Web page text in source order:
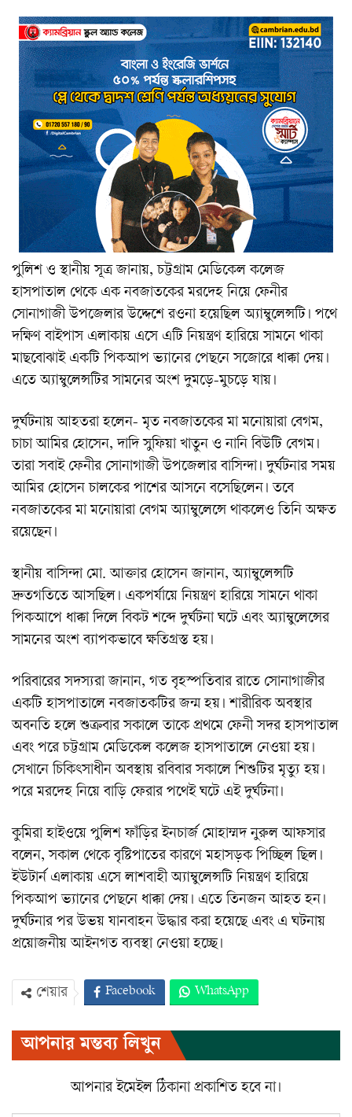
পুলিশ ও স্থানীয় সূত্র জানায়, চট্টগ্রাম মেডিকেল কলেজ
হাসপাতাল থেকে এক নবজাতকের মরদেহ নিয়ে ফেনীর
সোনাগাজী উপজেলার উদ্দেশে রওনা হয়েছিল অ্যাম্বুলেন্সটি। পথে
দক্ষিণ বাইপাস এলাকায় এসে এটি নিয়ন্ত্রণ হারিয়ে সামনে থাকা
মাছবোঝাই একটি পিকআপ ভ্যানের পেছনে সজোরে ধাক্কা দেয়।
এতে অ্যাম্বুলেন্সটির সামনের অংশ দুমড়ে-মুচড়ে যায়।
দুর্ঘটনায় আহতরা হলেন- মৃত নবজাতকের মা মনোয়ারা বেগম,
চাচা আমির হোসেন, দাদি সুফিয়া খাতুন ও নানি বিউটি বেগম।
তারা সবাই ফেনীর সোনাগাজী উপজেলার বাসিন্দা। দুর্ঘটনার সময়
আমির হোসেন চালকের পাশের আসনে বসেছিলেন। তবে
নবজাতকের মা মনোয়ারা বেগম অ্যাম্বুলেন্সে থাকলেও তিনি অক্ষত
রয়েছেন।
স্থানীয় বাসিন্দা মো. আক্তার হোসেন জানান, অ্যাম্বুলেন্সটি
দ্রুতগতিতে আসছিল। একপর্যায়ে নিয়ন্ত্রণ হারিয়ে সামনে থাকা
পিকআপে ধাক্কা দিলে বিকট শব্দে দুর্ঘটনা ঘটে এবং অ্যাম্বুলেন্সের
সামনের অংশ ব্যাপকভাবে ক্ষতিগ্রস্ত হয়।
পরিবারের সদস্যরা জানান, গত বৃহস্পতিবার রাতে সোনাগাজীর
একটি হাসপাতালে নবজাতকটির জন্ম হয়। শারীরিক অবস্থার
অবনতি হলে শুক্রবার সকালে তাকে প্রথমে ফেনী সদর হাসপাতাল
এবং পরে চট্টগ্রাম মেডিকেল কলেজ হাসপাতালে নেওয়া হয়।
সেখানে চিকিৎসাধীন অবস্থায় রবিবার সকালে শিশুটির মৃত্যু হয়।
পরে মরদেহ নিয়ে বাড়ি ফেরার পথেই ঘটে এই দুর্ঘটনা।
কুমিরা হাইওয়ে পুলিশ ফাঁড়ির ইনচার্জ মোহাম্মদ নুরুল আফসার
বলেন, সকাল থেকে বৃষ্টিপাতের কারণে মহাসড়ক পিচ্ছিল ছিল।
ইউটার্ন এলাকায় এসে লাশবাহী অ্যাম্বুলেন্সটি নিয়ন্ত্রণ হারিয়ে
পিকআপ ভ্যানের পেছনে ধাক্কা দেয়। এতে তিনজন আহত হন।
দুর্ঘটনার পর উভয় যানবাহন উদ্ধার করা হয়েছে এবং এ ঘটনায়
প্রয়োজনীয় আইনগত ব্যবস্থা নেওয়া হচ্ছে।
শেয়ার Facebook WhatsApp
Viber
আপনার মন্তব্য লিখুন
আপনার ইমেইল ঠিকানা প্রকাশিত হবে না।